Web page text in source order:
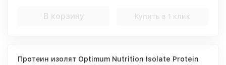
В корзину Купить в 1 клик
Протеин изолят Optimum Nutrition Isolate Protein